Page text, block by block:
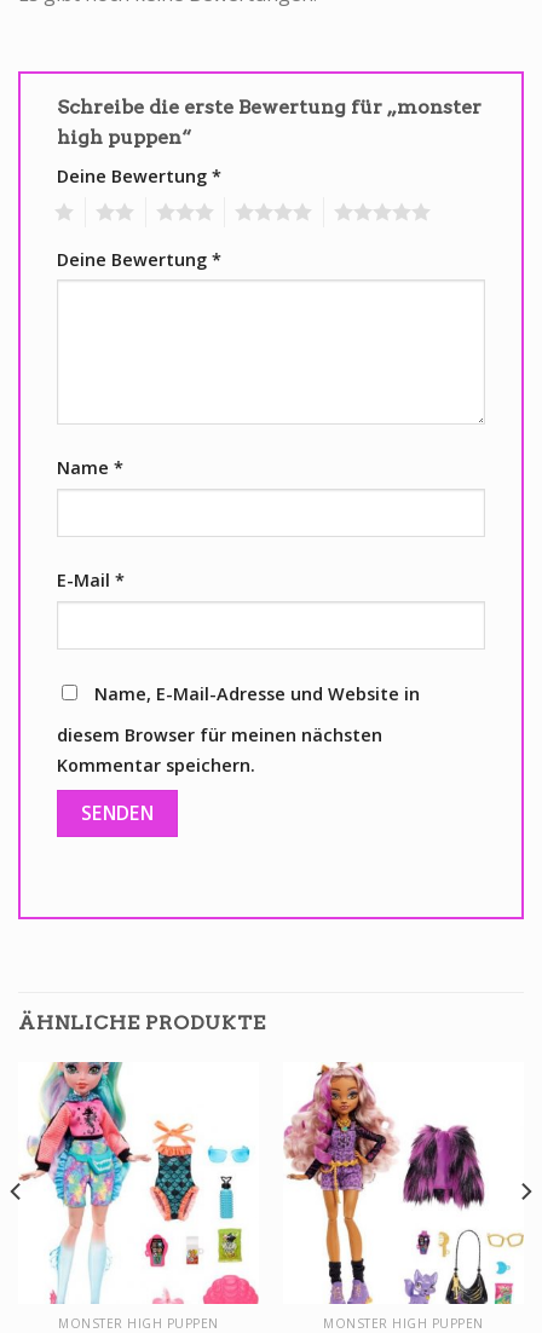
Schreibe die erste Bewertung für „monster
high puppen“
Deine Bewertung *
Deine Bewertung *
Name *
E-Mail *
Name, E-Mail-Adresse und Website in
diesem Browser für meinen nächsten
Kommentar speichern.
ÄHNLICHE PRODUKTE
MONSTER HIGH PUPPEN MONSTER HIGH PUPPEN